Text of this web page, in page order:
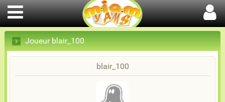
Joueur blair_100
blair_100